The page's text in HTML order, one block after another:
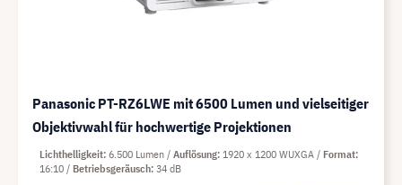
Panasonic PT-RZ6LWE mit 6500 Lumen und vielseitiger
Objektivwahl für hochwertige Projektionen
Lichthelligkeit 6.500 Lumen Auflösung 1920 x 1200 WUXGA
Format
16:10
Betriebsgeräusch 34 dB